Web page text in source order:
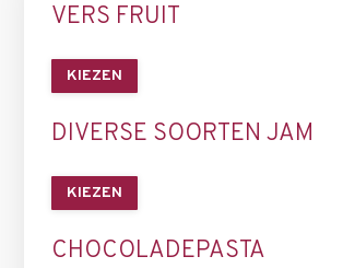
VERS FRUIT
KIEZEN
DIVERSE SOORTEN JAM
KIEZEN
CHOCOLADEPASTA